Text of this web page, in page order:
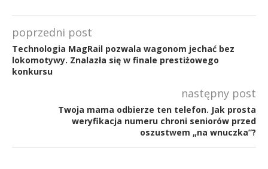
poprzedni post
Technologia MagRail pozwala wagonom jechać bez
lokomotywy. Znalazła się w finale prestiżowego
konkursu
następny post
Twoja mama odbierze ten telefon. Jak prosta
weryfikacja numeru chroni seniorów przed
oszustwem „na wnuczka”?